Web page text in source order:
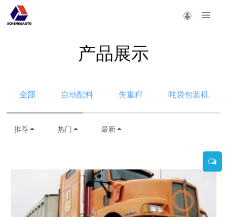
产品展示
全部 自动配料 失重秤 吨袋包装机
推荐 热门 最新